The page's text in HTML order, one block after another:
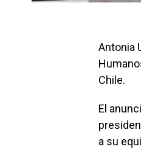
Antonia
Chile.
El
a su